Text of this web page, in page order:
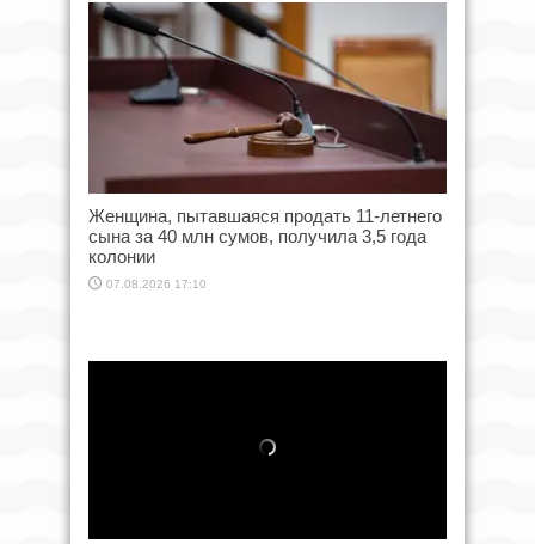
Женщина, пытавшаяся продать 11-летнего
сына за 40 млн сумов, получила 3,5 года
колонии
07.08.2026 17:10